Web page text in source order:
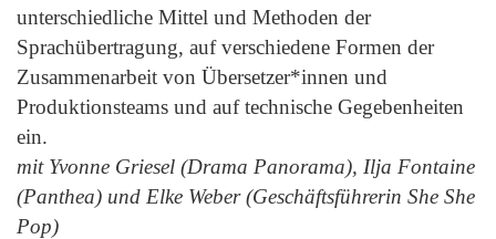
unterschiedliche Mittel und Methoden der
Sprachübertragung, auf verschiedene Formen der
Zusammenarbeit von Übersetzer*innen und
Produktionsteams und auf technische Gegebenheiten
ein.
mit Yvonne Griesel (Drama Panorama), Ilja Fontaine
(Panthea) und Elke Weber (Geschäftsführerin She She
Pop)